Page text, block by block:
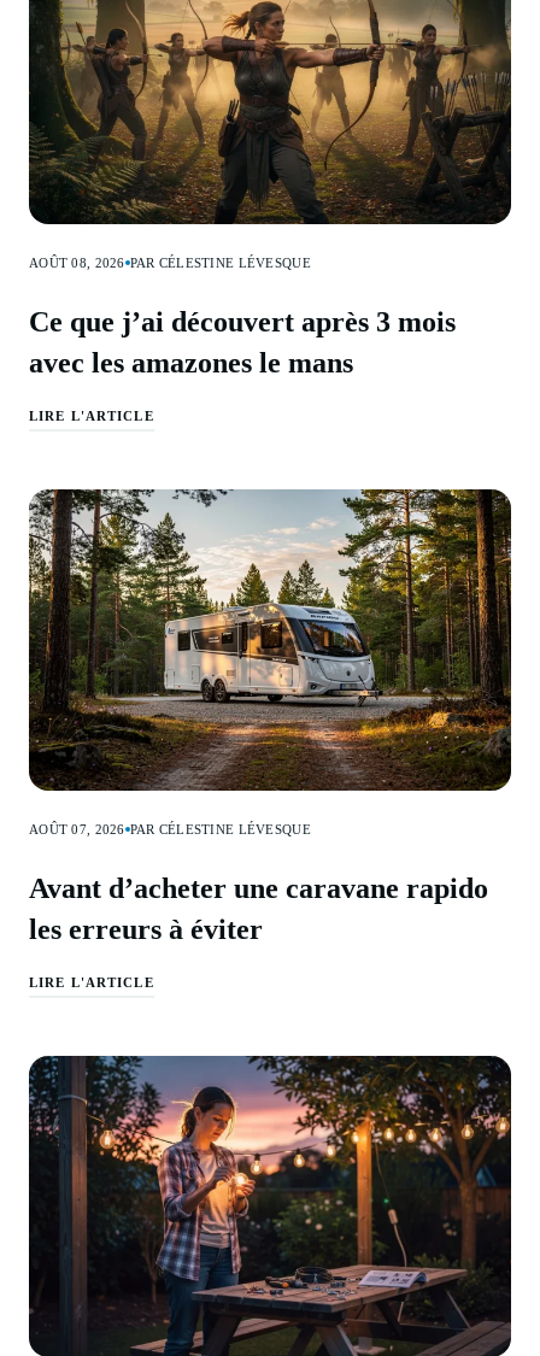
AOÛT 08, 2026 PAR CÉLESTINE LÉVESQUE
Ce que j’ai découvert après 3 mois
avec les amazones le mans
LIRE L'ARTICLE
AOÛT 07, 2026 PAR CÉLESTINE LÉVESQUE
Avant d’acheter une caravane rapido
les erreurs à éviter
LIRE L'ARTICLE